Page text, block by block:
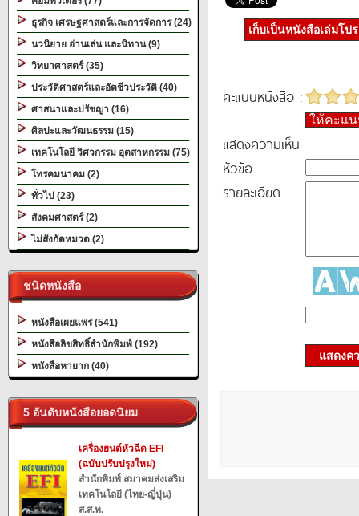
ธุรกิจ เศรษฐศาสตร์และการจัดการ (24)
นวนิยาย อ่านเล่น และนิทาน (9)
วิทยาศาสตร์ (35)
ประวัติศาสตร์และอัตชีวประวัติ (40)
ศาสนาและปรัชญา (16)
ศิลปะและวัฒนธรรม (15)
เทคโนโลยี วิศวกรรม อุตสาหกรรม (75)
โทรคมนาคม (2)
ทั่วไป (23)
สังคมศาสตร์ (2)
ไม่สังกัดหมวด (2)
ชนิดหนังสือ
หนังสือเผยแพร่ (541)
หนังสือลิขสิทธิ์สำนักพิมพ์ (192)
หนังสือหายาก (40)
5 อันดับหนังสือยอดนิยม
เครื่องยนต์หัวฉีด EFI
(ฉบับปรับปรุงใหม่)
สำนักพิมพ์ สมาคมส่งเสริม
เทคโนโลยี (ไทย-ญี่ปุ่น)
ส.ส.ท.
เก็บเป็นหนังสือเล่มโป
คะแนนหนังสือ :
ให้คะแ
แสดงความเห็น
หัวข้อ
รายละเอียด
แสดงค